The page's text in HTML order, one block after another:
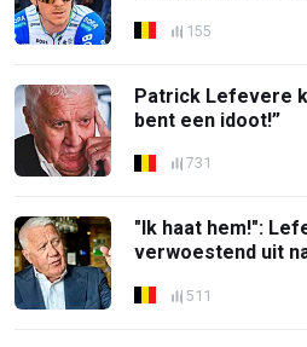
155
Patrick Lefevere
bent een idoot!”
731
"Ik haat hem!":
verwoestend uit
511